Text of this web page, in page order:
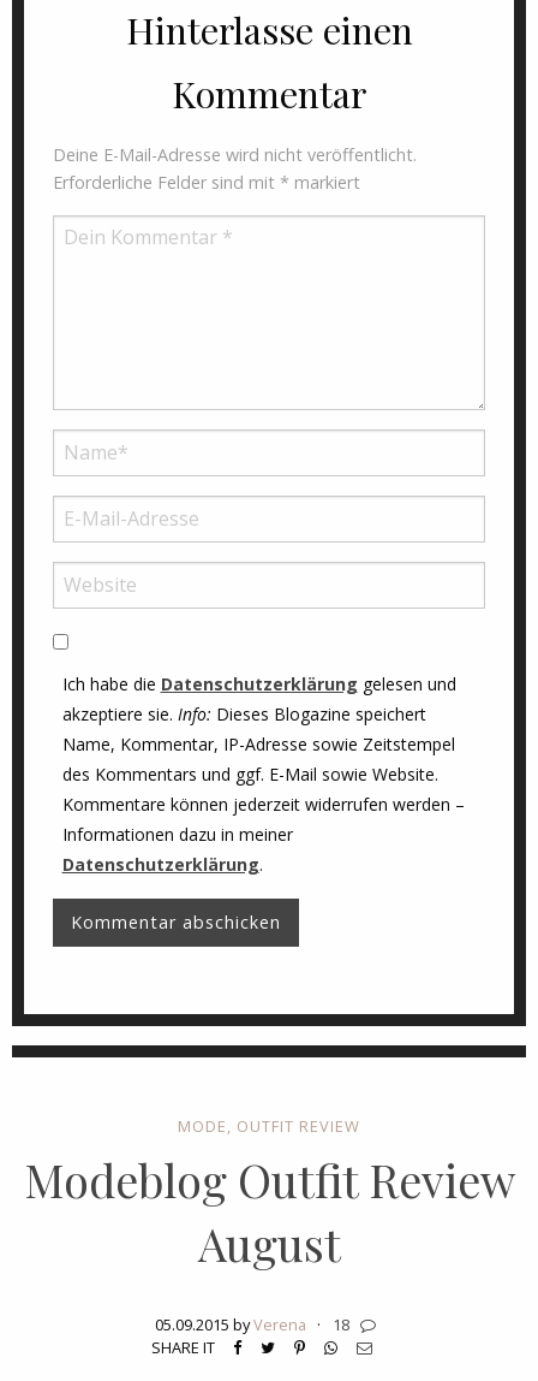
Hinterlasse einen
Kommentar
Deine E-Mail-Adresse wird nicht veröffentlicht.
Erforderliche Felder sind mit * markiert
Ich habe die Datenschutzerklärung gelesen und
akzeptiere sie. Info: Dieses Blogazine speichert
Name, Kommentar, IP-Adresse sowie Zeitstempel
des Kommentars und ggf. E-Mail sowie Website.
Kommentare können jederzeit widerrufen werden –
Informationen dazu in meiner
Datenschutzerklärung.
MODE OUTFIT REVIEW
Modeblog Outfit Review
August
05.09.2015 byVerena ·
18
SHARE IT